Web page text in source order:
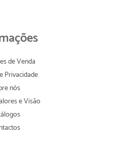
de Venda
Privacidade
nós
e Visão